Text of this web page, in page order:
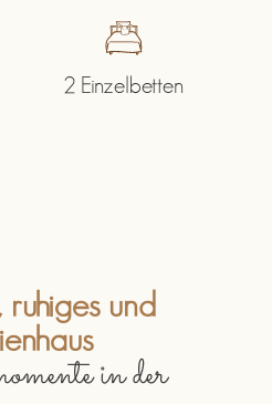
2 Einzelbetten
ruhiges und
in der